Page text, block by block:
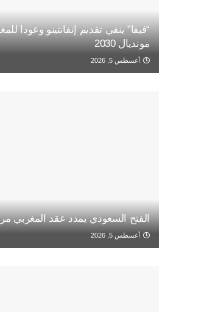
“فيفا” ينفي تقديم إنفانتينو وعودا
مونديال 2030
أغسطس 5, 2026
الفتح السعودي يمدد عقد المغربي
أغسطس 5, 2026